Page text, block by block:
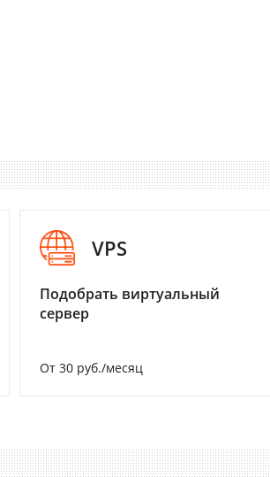
VPS
Подобрать виртуальный
сервер
От 30 руб./месяц